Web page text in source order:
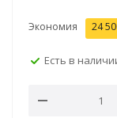
Экономия 24
Есть в